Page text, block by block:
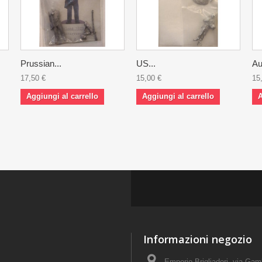
Prussian...
17,50 €
Aggiungi al carrello
US...
15,00 €
Aggiungi al carrello
Informazioni negozio